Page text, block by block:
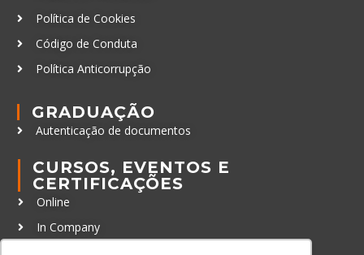
Política de Cookies
Código de Conduta
Política Anticorrupção
GRADUAÇÃO
Autenticação de documentos
CURSOS, EVENTOS E
CERTIFICAÇÕES
Online
In Company